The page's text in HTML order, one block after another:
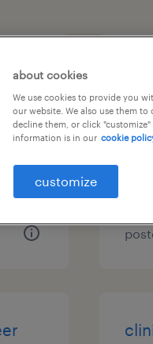
]
per
機
about cookies
We use cookies to provide you
our website. We also use them
decline them, or click
information is in our cookie
customize